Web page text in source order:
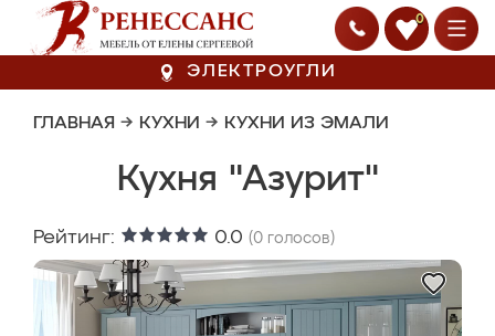
0
ЭЛЕКТРОУГЛИ
ГЛАВНАЯ → КУХНИ → КУХНИ ИЗ ЭМАЛИ
Кухня "Азурит"
Рейтинг: 0.0 (0 голосов)